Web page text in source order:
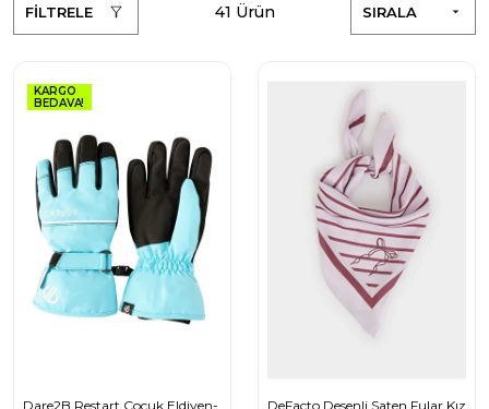
FİLTRELE SIRALA
41 Ürün
KARGO
BEDAVA!
Dare2B Restart Çocuk Eldiven-
DeFacto Desenli Saten Fular Kız